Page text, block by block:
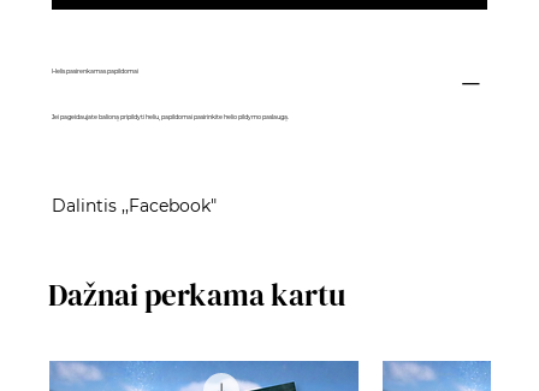
Helis pasirenkamas papildomai
Jei pageidaujate balioną pripildyti heliu, papildomai pasirinkitehelio pildymo paslaugą.
Dalintis ,,Facebook"
Dažnai perkama kartu